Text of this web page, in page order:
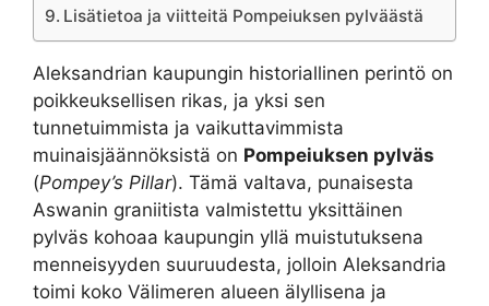
Lisätietoa ja viitteitä Pompeiuksen pylväästä
Aleksandrian kaupungin historiallinen perintö on
poikkeuksellisen rikas, ja yksi sen
tunnetuimmista ja vaikuttavimmista
muinaisjäännöksistä on Pompeiuksen pylväs
(Pompey’s Pillar). Tämä valtava, punaisesta
Aswanin graniitista valmistettu yksittäinen
pylväs kohoaa kaupungin yllä muistutuksena
menneisyyden suuruudesta, jolloin Aleksandria
toimi koko Välimeren alueen älyllisena ja